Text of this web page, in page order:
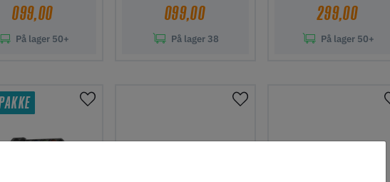
099,00
På lager 50+
099,00
På lager38
299,00
På lager50+